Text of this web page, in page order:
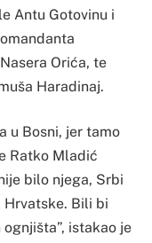
Antu Gotovinu i
Orića, te
Haradinaj.
u Bosni, jer tamo
Ratko Mladić
bilo njega, Srbi
Hrvatske. Bili bi
istakao je